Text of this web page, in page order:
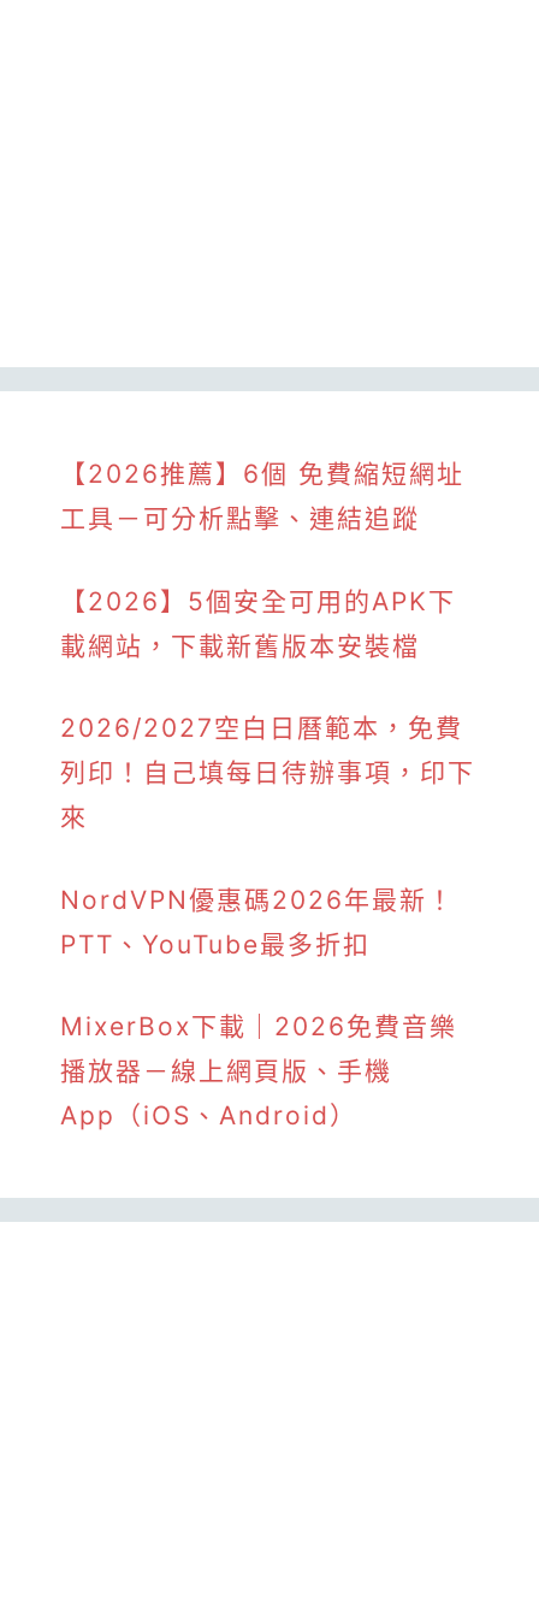
【2026推薦】6個 免費縮短網址
工具－可分析點擊、連結追蹤
【2026】5個安全可用的APK下
載網站，下載新舊版本安裝檔
2026/2027空白日曆範本，免費
列印！自己填每日待辦事項，印下
來
NordVPN優惠碼2026年最新！
PTT、YouTube最多折扣
MixerBox下載｜2026免費音樂
播放器－線上網頁版、手機
App（iOS、Android）